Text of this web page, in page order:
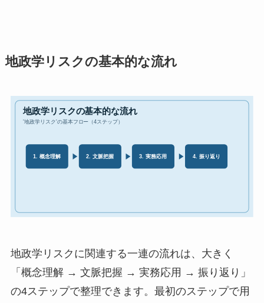
地政学リスクの基本的な流れ
地政学リスクに関連する一連の流れは、大きく
「概念理解 → 文脈把握 → 実務応用 → 振り返り」
の4ステップで整理できます。最初のステップで用